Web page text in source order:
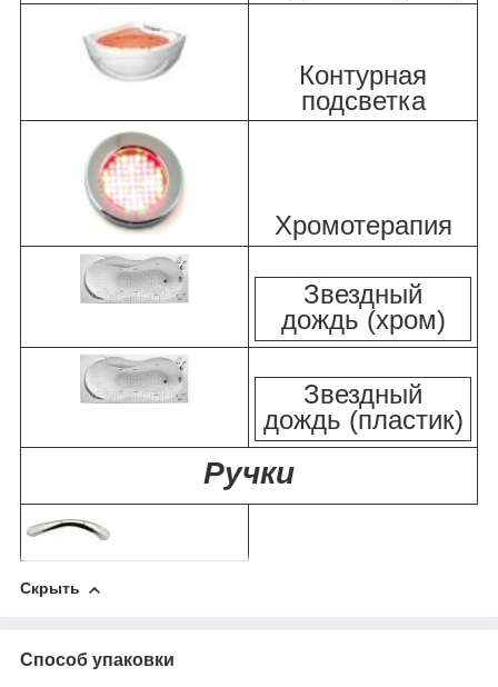
Контурная
подсветка
Хромотерапия
Звездный
дождь (хром)
Звездный
дождь (пластик)
Ручки
Скрыть
Способ упаковки